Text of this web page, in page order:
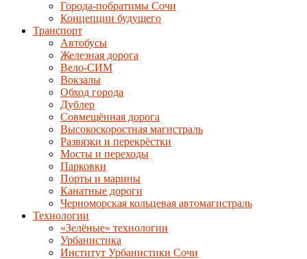
Города-побратимы Сочи
Концепции будущего
Транспорт
Автобусы
Железная дорога
Вело-СИМ
Вокзалы
Обход города
Дублер
Совмещённая дорога
Высокоскоростная магистраль
Развязки и перекрёстки
Мосты и переходы
Парковки
Порты и марины
Канатные дороги
Черноморская кольцевая автомагистраль
Технологии
«Зелёные» технологии
Урбанистика
Институт Урбанистики Сочи